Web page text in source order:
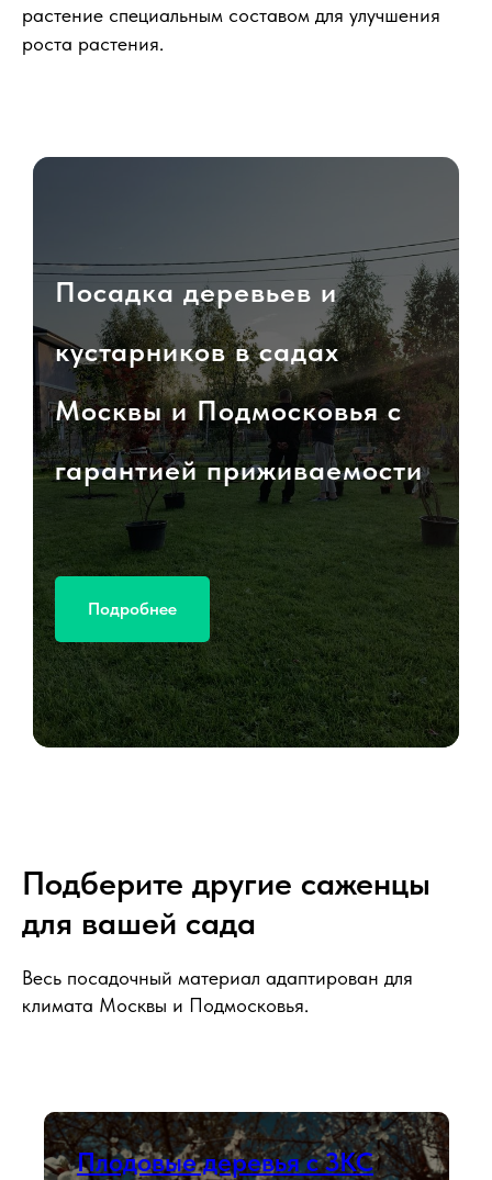
растение специальным составом для улучшения
роста растения.
Посадка деревьев и
кустарников в садах
Москвы и Подмосковья с
гарантией приживаемости
Подробнее
Подберите другие саженцы
для вашей сада
Весь посадочный материал адаптирован для
климата Москвы и Подмосковья.
Плодовые деревья с ЗКС